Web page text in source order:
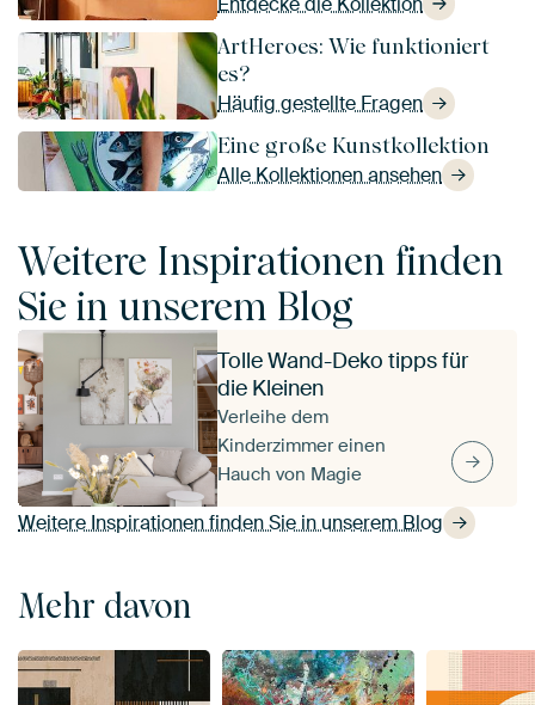
ArtHeroes: Wie funktioniert
es?
Häufig gestellte Fragen
Eine große Kunstkollektion
Alle Kollektionen ansehen
Weitere Inspirationen finden
Sie in unserem Blog
Weitere Inspirationen finden Sie in unserem Blog
Tolle Wand-Deko tipps für
die Kleinen
Verleihe dem
Kinderzimmer einen
Hauch von Magie
Mehr davon